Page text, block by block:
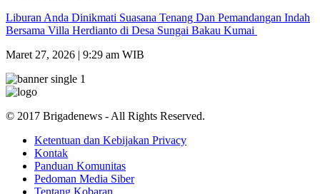
Liburan Anda Dinikmati Suasana Tenang Dan Pemandangan Indah
Bersama Villa Herdianto di Desa Sungai Bakau Kumai
Maret 27, 2026 | 9:29 am WIB
© 2017 Brigadenews - All Rights Reserved.
Ketentuan dan Kebijakan Privacy
Kontak
Panduan Komunitas
Pedoman Media Siber
Tentang Kobaran